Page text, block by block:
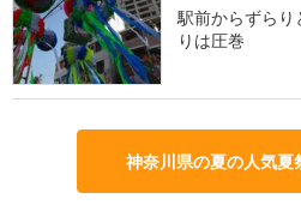
駅前からずら
りは圧巻
神奈川県の夏の人気夏